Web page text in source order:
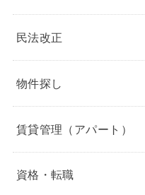
民法改正
物件探し
賃貸管理（アパート）
資格・転職